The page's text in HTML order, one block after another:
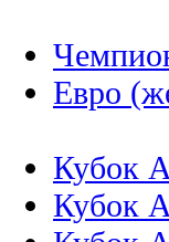
Евро
Кубок
Кубок